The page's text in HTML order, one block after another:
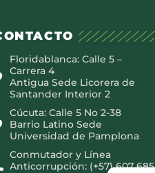
Floridablanca: Calle 5 –
Carrera 4
Antigua Sede Licorera de
Santander Interior 2
Cúcuta: Calle 5 No 2-38
Barrio Latino Sede
Universidad de Pamplona
Conmutador y Línea
Anticorrupción: (+57) 607 685